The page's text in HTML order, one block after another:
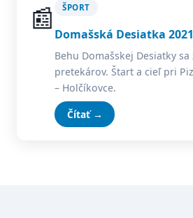
📰 ŠPORT
Domašská Desiatka 2021
Behu Domašskej Desiatky
pretekárov. Štart a cieľ pri
– Holčíkovce.
Čítať →